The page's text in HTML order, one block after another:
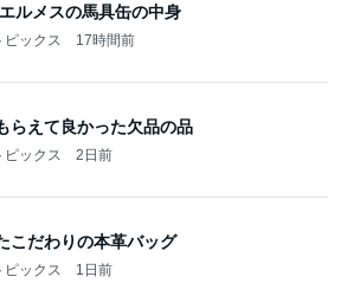
ルメスの馬具缶の中身
ックス 17時間前
らえて良かった欠品の品
ックス 2日前
こだわりの本革バッグ
ックス 1日前